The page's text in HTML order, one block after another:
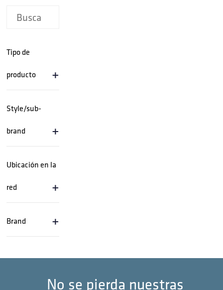
Tipo de
producto +
Style/sub-
brand +
Ubicación en la
red +
Brand +
No se pierda nuestras